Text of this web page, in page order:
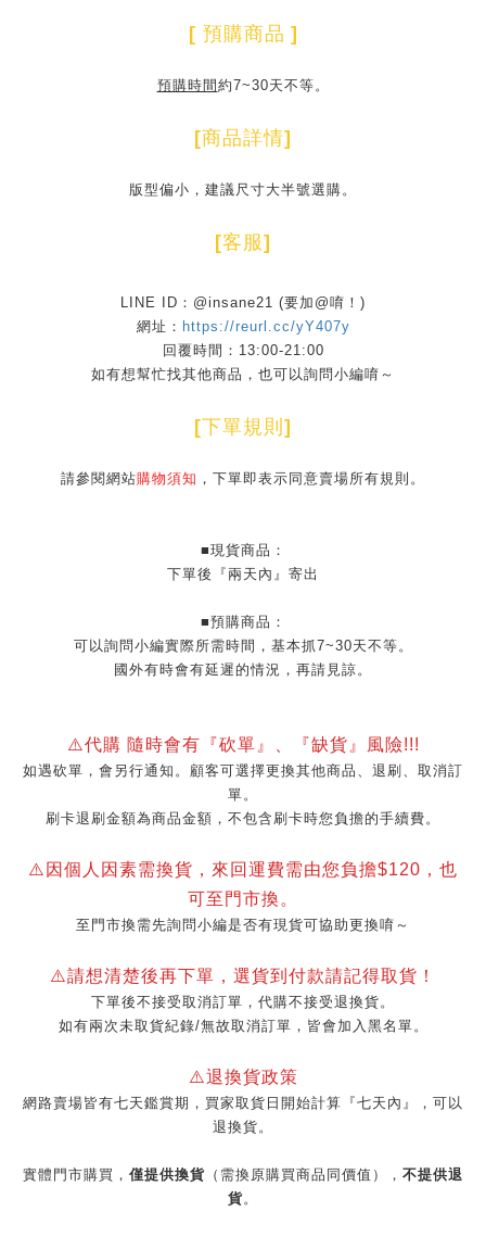
[ 預購商品 ]
預購時間 約7~30天不等。
[商品詳情]
版型偏小，建議尺寸大半號選購。
[客服]
LINE ID：@insane21 (要加@唷！)
網址： https://reurl.cc/yY407y
回覆時間：13:00-21:00
如有想幫忙找其他商品，也可以詢問小編唷～
[下單規則 ]
請參閱網站購物須知 ，下單即表示同意賣場所有規則。
■現貨商品：
下單後『兩天內』寄出
■預購商品：
可以詢問小編實際所需時間，基本抓7~30天不等。
國外有時會有延遲的情況，再請見諒。
⚠️代購 隨時會有『砍單』、『缺貨』風險!!!
如遇砍單，會另行通知。顧客可選擇更換其他商品、退刷、取消訂
單。
刷卡退刷金額為商品金額，不包含刷卡時您負擔的手續費。
⚠️因個人因素需換貨，來回運費需由您負擔$120，也
可至門市換。
至門市換需先詢問小編是否有現貨可協助更換唷～
⚠️請想清楚後再下單，選貨到付款請記得取貨！
下單後不接受取消訂單，代購不接受退換貨。
如有兩次未取貨紀錄/無故取消訂單，皆會加入黑名單。
⚠️退換貨政策
網路賣場皆有七天鑑賞期，買家取貨日開始計算『七天內』，可以
退換貨。
實體門市購買， 僅提供換貨 （需換原購買商品同價值）， 不提供退
貨。